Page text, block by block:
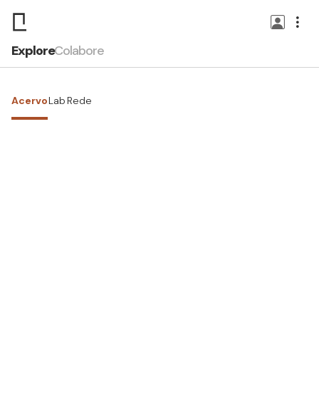
ExploreColabore
AcervoLab Rede